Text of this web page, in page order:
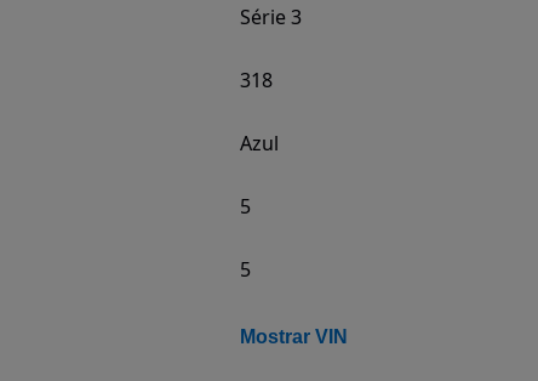
Série 3
318
Azul
5
5
Mostrar VIN